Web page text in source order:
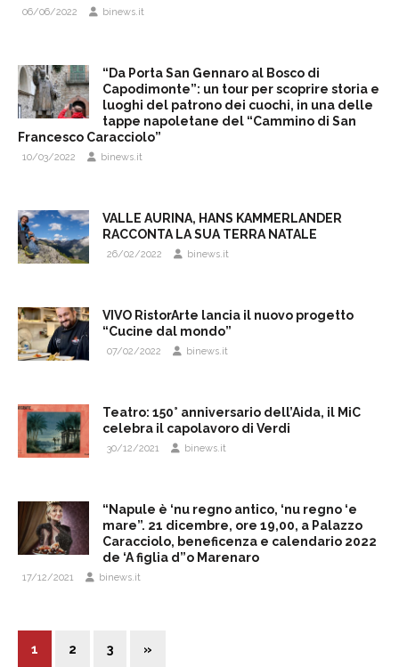
06/06/2022 binews.it
“Da Porta San Gennaro al Bosco di
Capodimonte”: un tour per scoprire storia e
luoghi del patrono dei cuochi, in una delle
tappe napoletane del “Cammino di San
Francesco Caracciolo”
10/03/2022 binews.it
VALLE AURINA, HANS KAMMERLANDER
RACCONTA LA SUA TERRA NATALE
26/02/2022 binews.it
VIVO RistorArte lancia il nuovo progetto
“Cucine dal mondo”
07/02/2022 binews.it
Teatro: 150° anniversario dell’Aida, il MiC
celebra il capolavoro di Verdi
30/12/2021 binews.it
“Napule è ‘nu regno antico, ‘nu regno ‘e
mare”. 21 dicembre, ore 19,00, a Palazzo
Caracciolo, beneficenza e calendario 2022
de ‘A figlia d”o Marenaro
17/12/2021 binews.it
1 2 3 »